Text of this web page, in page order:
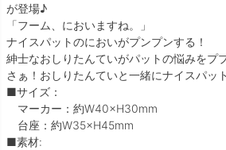
が登場♪
「フーム、においますね。」
ナイスパットのにおいがプンプンする！
紳士なおしりたんていがパットの悩みをプ
さぁ！おしりたんていと一緒にナイスパッ
■サイズ：
マーカー：約W40×H30mm
台座：約W35×H45mm
■素材: